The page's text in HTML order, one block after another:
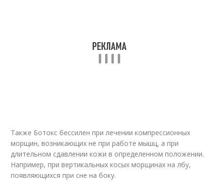
Также Ботокс бессилен при лечении компрессионных
морщин, возникающих не при работе мышц, а при
длительном сдавлении кожи в определенном положении.
Например, при вертикальных косых морщинах на лбу,
появляющихся при сне на боку.